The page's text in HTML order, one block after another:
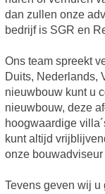
dan zullen onze
bedrijf is SGR en
Ons team spreekt
Duits, Nederlands,
nieuwbouw kunt u
nieuwbouw, deze
hoogwaardige
kunt altijd
onze
Tevens geven wij u